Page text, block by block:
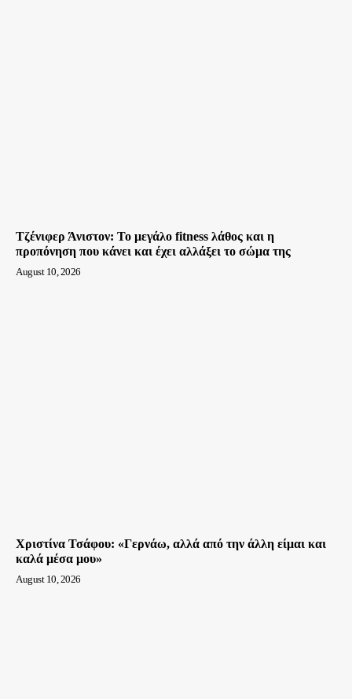
Τζένιφερ Άνιστον: Το μεγάλο fitness λάθος και η
προπόνηση που κάνει και έχει αλλάξει το σώμα της
August 10, 2026
Χριστίνα Τσάφου: «Γερνάω, αλλά από την άλλη είμαι και
καλά μέσα μου»
August 10, 2026